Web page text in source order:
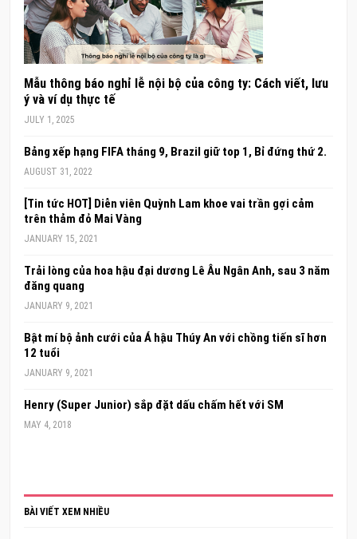
Mẫu thông báo nghỉ lễ nội bộ của công ty: Cách viết, lưu
ý và ví dụ thực tế
JULY 1, 2025
Bảng xếp hạng FIFA tháng 9, Brazil giữ top 1, Bỉ đứng thứ 2.
AUGUST 31, 2022
[Tin tức HOT] Diễn viên Quỳnh Lam khoe vai trần gợi cảm
trên thảm đỏ Mai Vàng
JANUARY 15, 2021
Trải lòng của hoa hậu đại dương Lê Âu Ngân Anh, sau 3 năm
đăng quang
JANUARY 9, 2021
Bật mí bộ ảnh cưới của Á hậu Thúy An với chồng tiến sĩ hơn
12 tuổi
JANUARY 9, 2021
Henry (Super Junior) sắp đặt dấu chấm hết với SM
MAY 4, 2018
BÀI VIẾT XEM NHIỀU